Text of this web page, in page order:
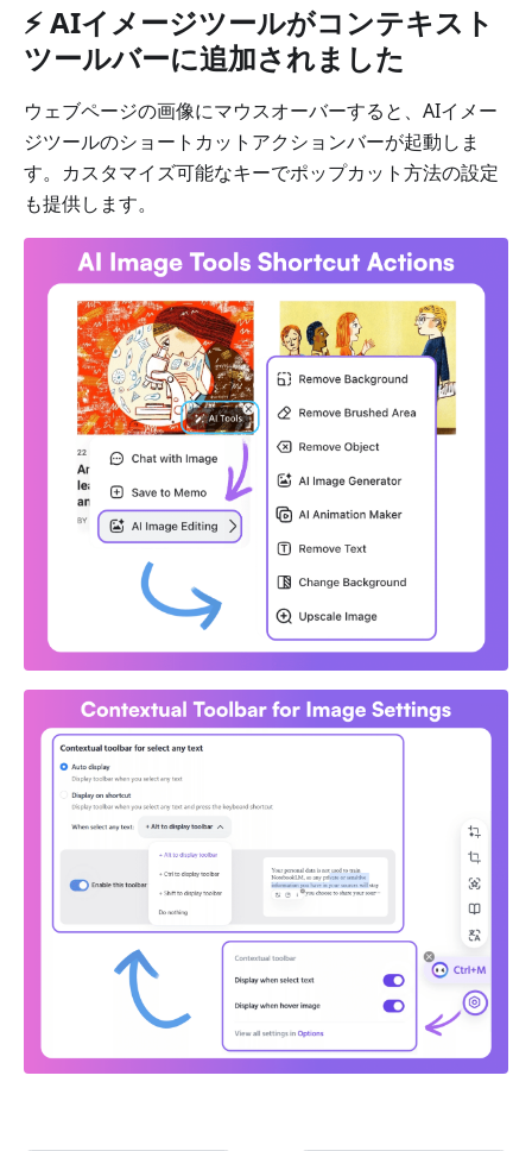
⚡️ AIイメージツールがコンテキスト
ツールバーに追加されました
ウェブページの画像にマウスオーバーすると、AIイメー
ジツールのショートカットアクションバーが起動しま
す。カスタマイズ可能なキーでポップカット方法の設定
も提供します。